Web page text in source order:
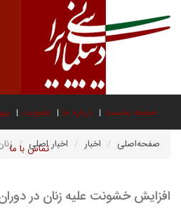
صفحه نخست درباره ما عضویت
تماس با ما صفحه‌اصلی اخبار اخبار اصلی
افزایش خشونت علیه زنان در